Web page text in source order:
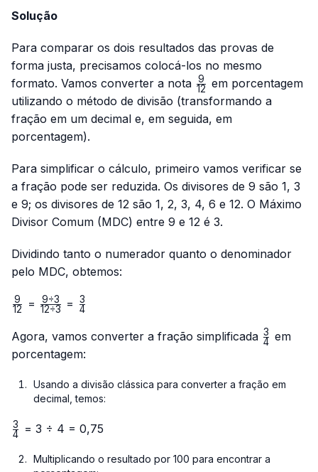
Solução
Para comparar os dois resultados das provas de
forma justa, precisamos colocá-los no mesmo
formato. Vamos converter a nota \frac{9}
{12}
12
9
em porcentagem
utilizando o método de divisão (transformando a
fração em um decimal e, em seguida, em
porcentagem).
Para simplificar o cálculo, primeiro vamos verificar se
a fração pode ser reduzida. Os divisores de 9 são 1, 3
e 9; os divisores de 12 são 1, 2, 3, 4, 6 e 12. O Máximo
Divisor Comum (MDC) entre 9 e 12 é 3.
Dividindo tanto o numerador quanto o denominador
pelo MDC, obtemos:
\frac{9}
12
9 = \frac{9
{12 ÷
3}
12÷3
9÷3 = \frac{3}
4
3
Agora, vamos converter a fração simplificada \frac{3}
4
3 em
porcentagem:
Usando a divisão clássica para converter a fração em
decimal, temos:
\frac{3}
4
3 = 3 ÷ 4 = 0,75
Multiplicando o resultado por 100 para encontrar a